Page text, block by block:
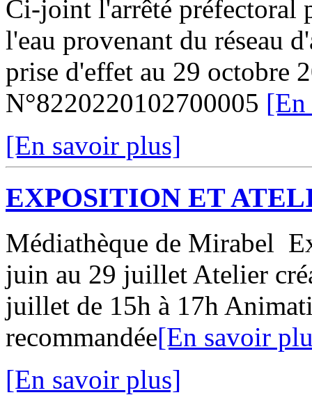
Ci-joint l'arrêté préfectoral
l'eau provenant du réseau
prise d'effet au 29 octobre
N°8220220102700005 [En
[En savoir plus]
EXPOSITION ET
Médiathèque de Mirabel
juin au 29 juillet Atelier
juillet de 15h à 17h
recommandée[En savoir
[En savoir plus]